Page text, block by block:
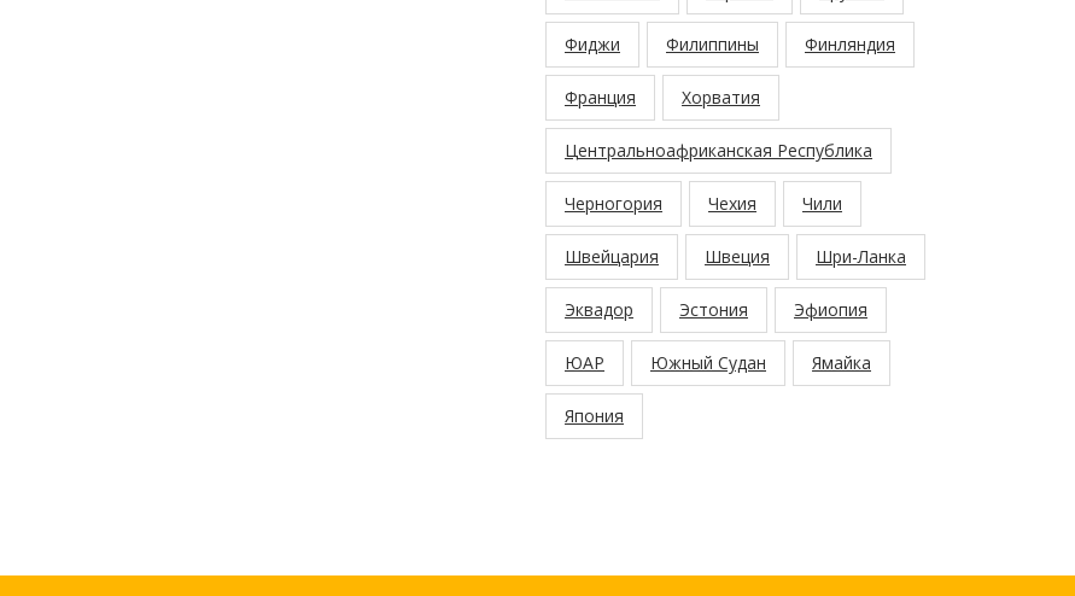
Фиджи Филиппины Финляндия
Франция Хорватия
Центральноафриканская Республика
Черногория Чехия Чили
Швейцария Швеция Шри-Ланка
Эквадор Эстония Эфиопия
ЮАР Южный Судан Ямайка
Япония